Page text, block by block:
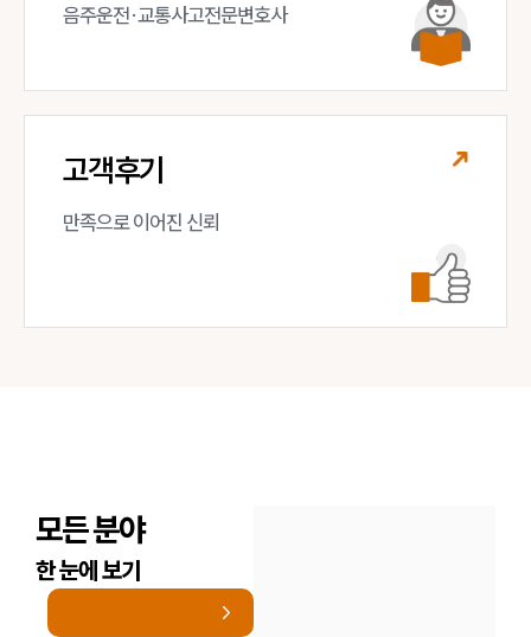
음주운전·교통사고전문변호사
고객후기
만족으로 이어진 신뢰
모든 분야
한 눈에 보기